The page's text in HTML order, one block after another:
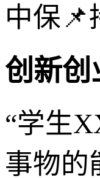
中保📌
创新创
“学生
事物的